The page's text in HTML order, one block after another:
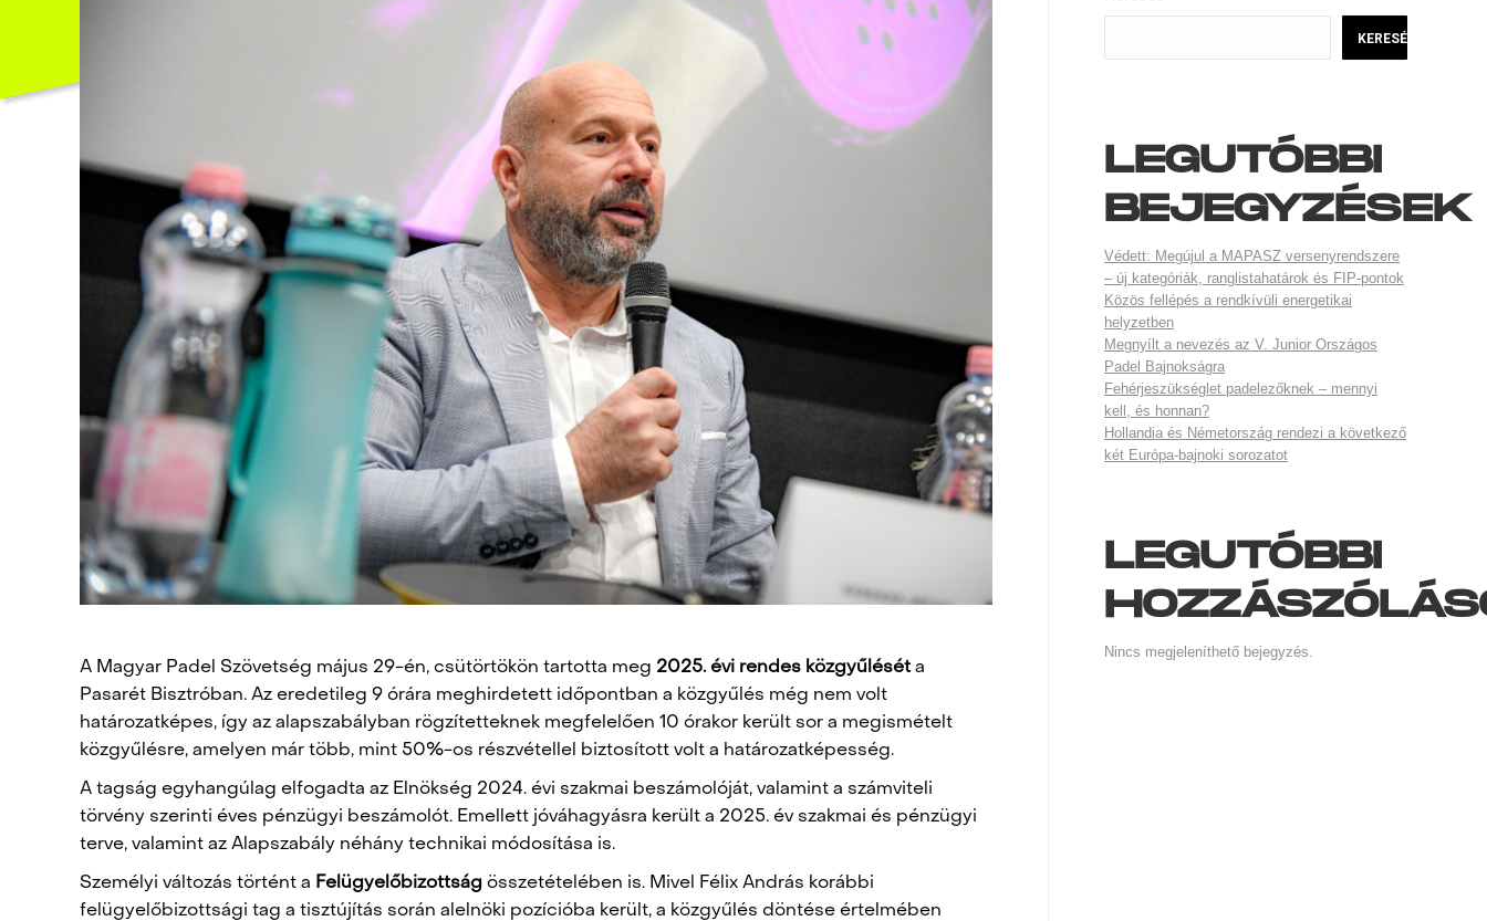
A Magyar Padel Szövetség május 29-én, csütörtökön tartotta meg 2025. évi rendes közgyűléséta
Pasarét Bisztróban. Az eredetileg 9 órára meghirdetett időpontban a közgyűlés még nem volt
határozatképes, így az alapszabályban rögzítetteknek megfelelően 10 órakor került sor a megismételt
közgyűlésre, amelyen már több, mint 50%-os részvétellel biztosított volt a határozatképesség.
A tagság egyhangúlag elfogadta az Elnökség 2024. évi szakmai beszámolóját, valamint a számviteli
törvény szerinti éves pénzügyi beszámolót. Emellett jóváhagyásra került a 2025. év szakmai és pénzügyi
terve, valamint az Alapszabály néhány technikai módosítása is.
Személyi változás történt a Felügyelőbizottság összetételében is. Mivel Félix András korábbi
felügyelőbizottsági tag a tisztújítás során alelnöki pozícióba került, a közgyűlés döntése értelmében
KERESÉS
LEGUTÓBBI
BEJEGYZÉSEK
Védett: Megújul a MAPASZ versenyrendszere
– új kategóriák, ranglistahatárok és FIP-pontok
Közös fellépés a rendkívüli energetikai
helyzetben
Megnyílt a nevezés az V. Junior Országos
Padel Bajnokságra
Fehérjeszükséglet padelezőknek – mennyi
kell, és honnan?
Hollandia és Németország rendezi a következő
két Európa-bajnoki sorozatot
LEGUTÓBBI
Nincs megjeleníthető bejegyzés.